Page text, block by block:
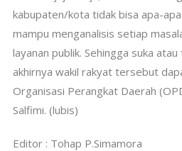
kabupaten/kota tidak bisa apa-
mampu menganalisis setiap
layanan publik. Sehingga suka atau
akhirnya wakil rakyat tersebut
Organisasi Perangkat Daerah
Salfimi. (lubis)
Editor : Tohap P.Simamora